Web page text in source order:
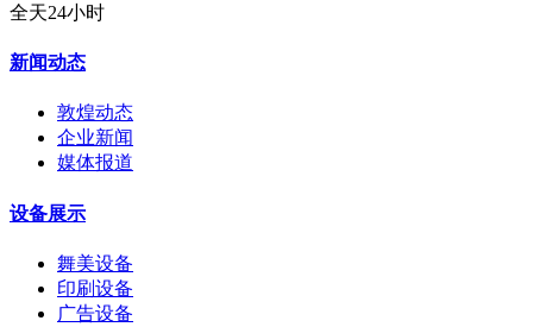
全天24小时
新闻动态
敦煌动态
企业新闻
媒体报道
设备展示
舞美设备
印刷设备
广告设备